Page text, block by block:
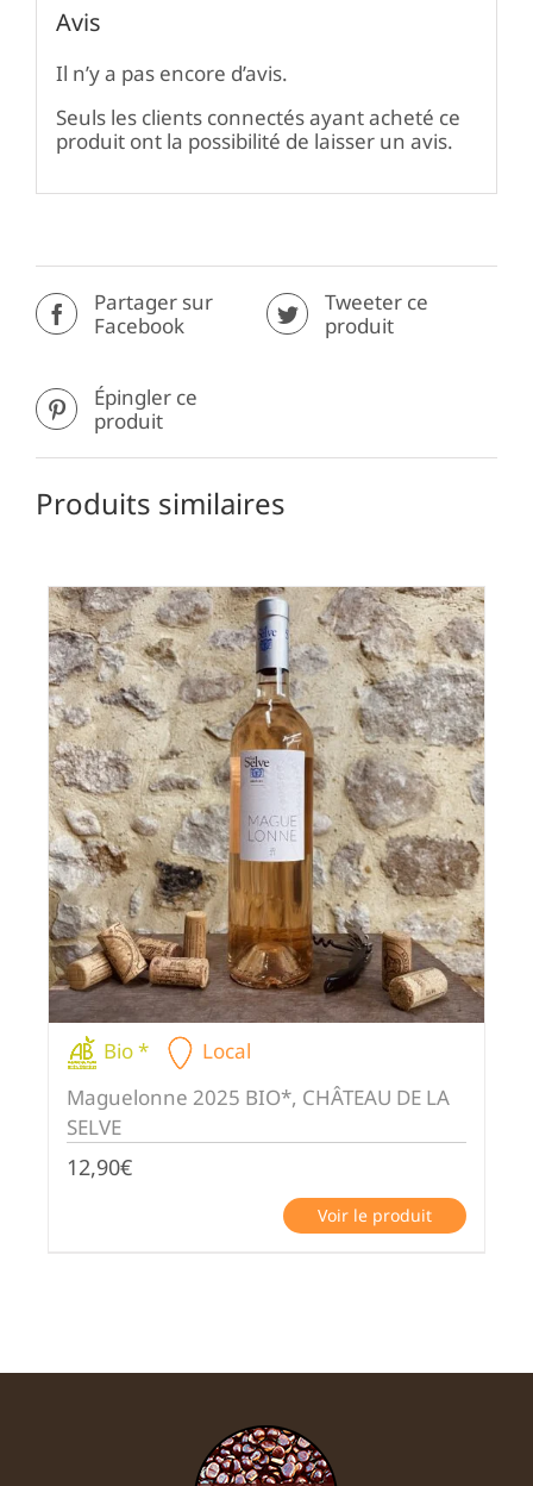
Avis
Il n’y a pas encore d’avis.
Seuls les clients connectés ayant acheté ce
produit ont la possibilité de laisser un avis.
Partager sur
Facebook
Tweeter ce
produit
Épingler ce
produit
Produits similaires
Bio *
Local
Maguelonne 2025 BIO*, CHÂTEAU DE LA
SELVE
12,90€
Voir le produit